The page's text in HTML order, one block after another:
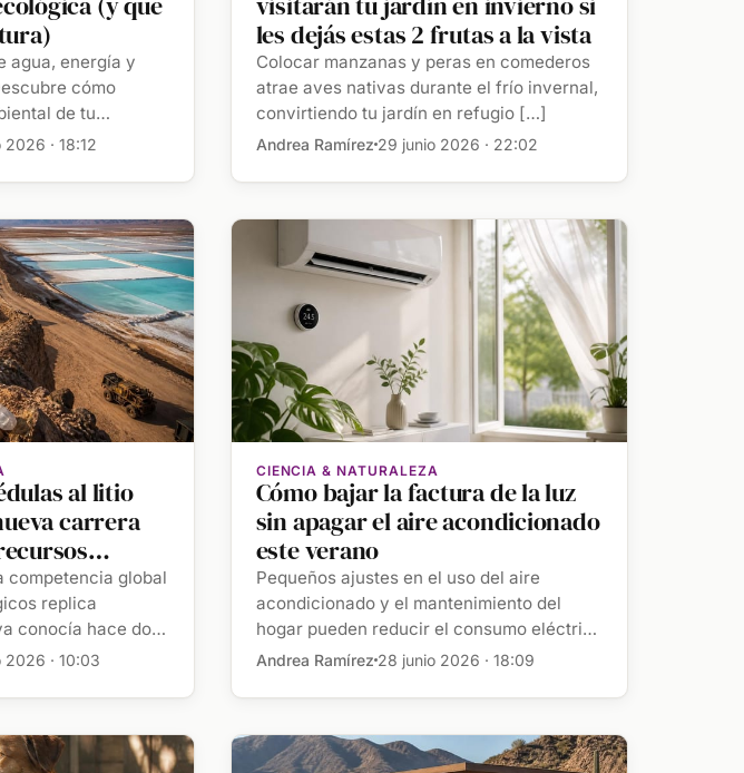
agua, energía y
cómo
de tu
cada […]
· 18:12
les dejás estas 2 frutas a la vista
Colocar manzanas y peras en comederos
atrae aves nativas durante el frío invernal,
convirtiendo tu jardín en refugio […]
Andrea Ramírez 29 junio 2026 · 22:02
al litio
carrera
competencia global
replica
conocía hace dos
2026 · 10:03
CIENCIA & NATURALEZA
Cómo bajar la factura de la luz
sin apagar el aire acondicionado
este verano
Pequeños ajustes en el uso del aire
acondicionado y el mantenimiento del
hogar pueden reducir el consumo eléctrico
hasta un 30% sin renunciar al […]
Andrea Ramírez 28 junio 2026 · 18:09